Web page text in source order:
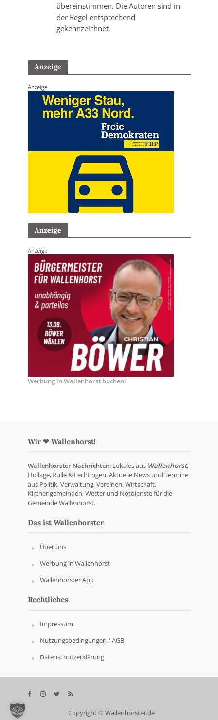
übereinstimmen. Die Autoren sind in
der Regel entsprechend
gekennzeichnet.
Anzeige
Anzeige
Anzeige
Anzeige
Werbung in Wallenhorst buchen!
Wir ❤ Wallenhorst!
Wallenhorster Nachrichten: Lokales aus Wallenhorst,
Hollage, Rulle & Lechtingen. Aktuelle News und Termine
aus Politik, Verwaltung, Vereinen, Wirtschaft,
Kirchengemeinden, Wetter und Notdienste für die
Gemeinde Wallenhorst.
Das ist Wallenhorster
Über uns
Werbung in Wallenhorst
Wallenhorster App
Rechtliches
Impressum
Nutzungsbedingungen / AGB
Datenschutzerklärung
Copyright © Wallenhorster.de